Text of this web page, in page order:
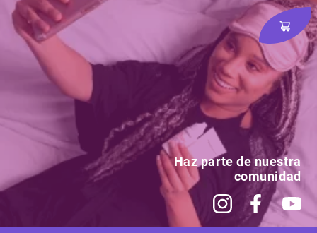
Haz parte de nuestra
comunidad